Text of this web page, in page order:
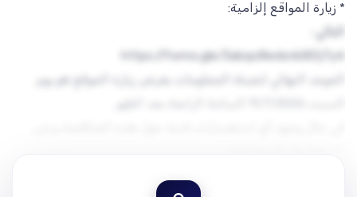
على العارضين الراغبين بالاشتراك بهذه المناقصة التفضل بزيارة
المواقع حيث أن زيارة المواقع شرط أساسي للتقديم وذلك بتعبئة
معلومات التواصل في الرابط
الموعد النهائي لتعبئة المعلومات بغرض زيارة الموقع هو يوم